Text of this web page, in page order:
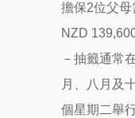
擔保2位父
NZD
－抽籤通常
月、八月及
個星期二舉